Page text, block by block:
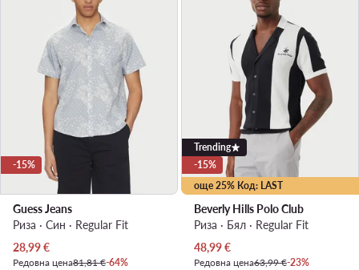
-15%
Guess Jeans
Риза · Син · Regular Fit
Актуална цена
28,99€
Редовна цена81,81 €-64%
още 25% Код: LAST
Trending
-15%
Beverly Hills Polo Club
Риза · Бял · Regular Fit
Актуална цена
48,99€
Редовна цена63,99 €-23%